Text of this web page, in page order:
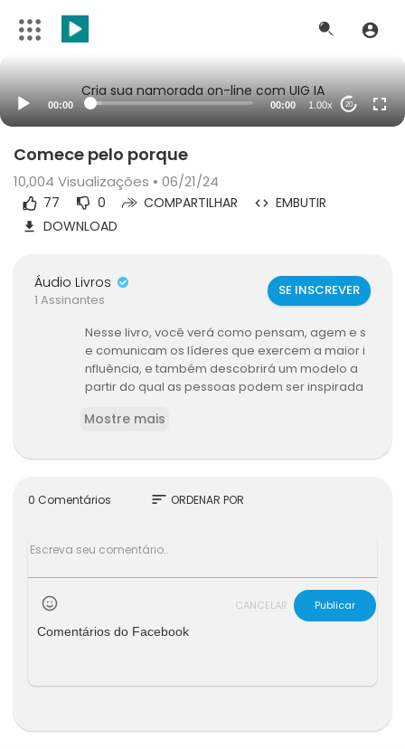
Cria sua namorada on-line com UIG IA
00:00 00:00 1.00x 20
Comece pelo porque
10,004 Visualizações • 06/21/24
77 0 COMPARTILHAR
EMBUTIR
DOWNLOAD
Áudio Livros
1 Assinantes
SE INSCREVER
Nesse livro, você verá como pensam, agem e s
e comunicam os líderes que exercem a maior i
nfluência, e também descobrirá um modelo a
partir do qual as pessoas podem ser inspirada
ões, construídas.
Mostre mais
0 Comentários sort ORDENAR POR
CANCELAR
Publicar
Comentários do Facebook